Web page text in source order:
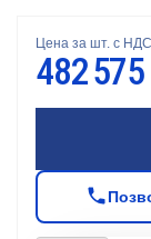
Цена за шт. с НДС
482